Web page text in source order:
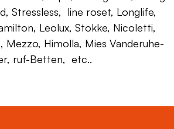
Stressless, line roset, Longlife,
Leolux, Stokke, Nicoletti,
Mezzo, Himolla, Mies Vanderuhe-
ruf-Betten, etc..